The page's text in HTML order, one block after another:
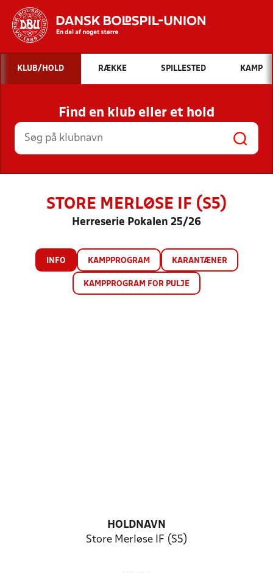
Hvad vil du søge efter?
INDHOLD OG NYHEDER
STILLINGER, RESULTATER, KLUBBER OG
HOLD
KLUB/HOLD RÆKKE SPILLESTED KAMP
Find en klub eller et hold
STORE MERLØSE IF (S5)
Herreserie Pokalen 25/26
INFO KAMPPROGRAM KARANTÆNER
KAMPPROGRAM FOR PULJE
HOLDNAVN
Store Merløse IF (S5)